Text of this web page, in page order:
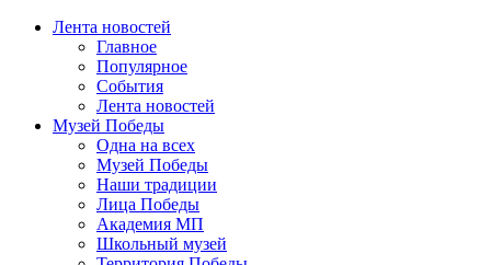
Лента новостей
Главное
Популярное
События
Лента новостей
Музей Победы
Одна на всех
Музей Победы
Наши традиции
Лица Победы
Академия МП
Школьный музей